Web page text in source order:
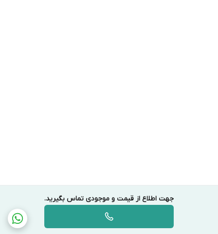
جهت اطلاع از قیمت و موجودی تماس بگیرید.